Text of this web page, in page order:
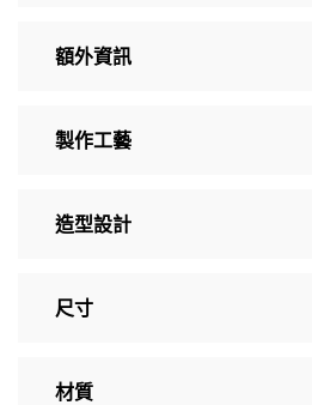
額外資訊
製作工藝
造型設計
尺寸
材質